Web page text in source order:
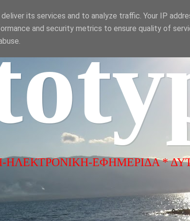
ΕΦΗΜΕΡΙΔΑ *
its services and to analyze traffic. Your IP
and security metrics to ensure quality of